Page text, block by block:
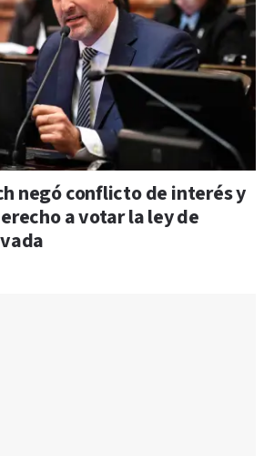
negó conflicto de interés y
a votar la ley de